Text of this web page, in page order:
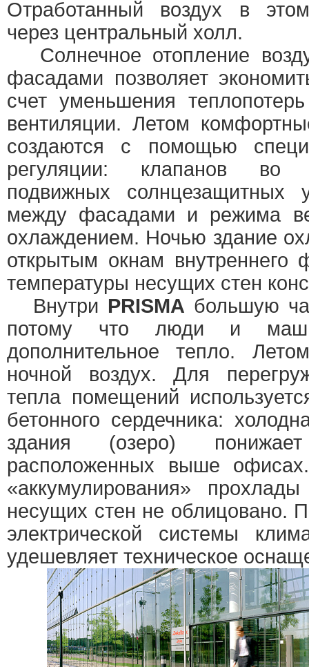
Отработанный воздух в
через центральный холл.
Солнечное отопление
фасадами позволяет
счет уменьшения
вентиляции. Летом
создаются с помощью
регуляции: клапанов
подвижных солнцезащитных
между фасадами и режима
охлаждением. Ночью здание
открытым окнам
температуры несущих стен
Внутри PRISMA большую
потому что люди и
дополнительное тепло.
ночной воздух. Для
тепла помещений
бетонного сердечника:
здания (озеро)
расположенных выше
«аккумулирования»
несущих стен не облицовано.
электрической системы
удешевляет техническое